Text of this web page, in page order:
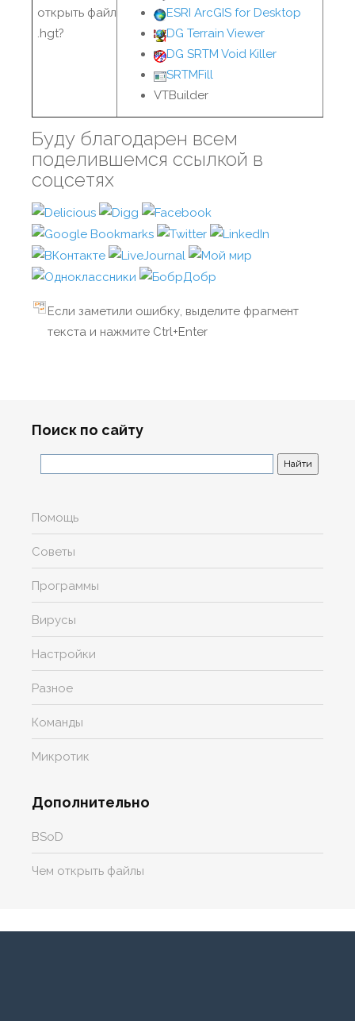
открыть файл
.hgt?
ESRI ArcGIS for Desktop
DG Terrain Viewer
DG SRTM Void Killer
SRTMFill
VTBuilder
Буду благодарен всем
поделившемся ссылкой в
соцсетях
Если заметили ошибку, выделите фрагмент
текста и нажмите Ctrl+Enter
Поиск по сайту
Помощь
Советы
Программы
Вирусы
Настройки
Разное
Команды
Микротик
Дополнительно
BSoD
Чем открыть файлы